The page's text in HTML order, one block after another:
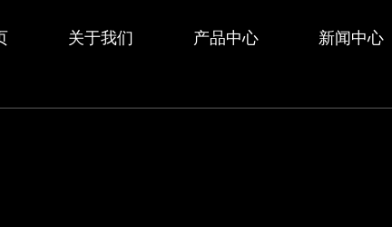
关于我们 产品中心 新闻中心